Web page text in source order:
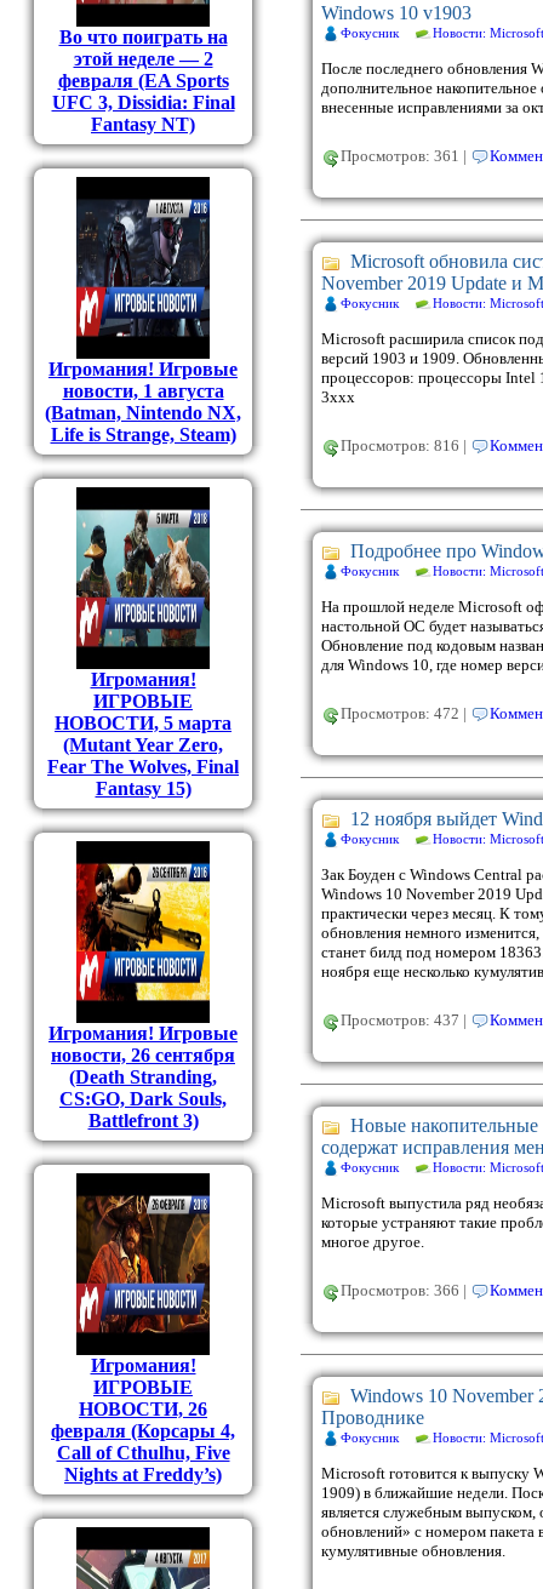
Во что поиграть на
этой неделе — 2
февраля (EA Sports
UFC 3, Dissidia: Final
Fantasy NT)
Игромания! Игровые
новости, 1 августа
(Batman, Nintendo NX,
Life is Strange, Steam)
Игромания!
ИГРОВЫЕ
НОВОСТИ, 5 марта
(Mutant Year Zero,
Fear The Wolves, Final
Fantasy 15)
Игромания! Игровые
новости, 26 сентября
(Death Stranding,
CS:GO, Dark Souls,
Battlefront 3)
Игромания!
ИГРОВЫЕ
НОВОСТИ, 26
февраля (Корсары 4,
Call of Cthulhu, Five
Nights at Freddy’s)
Windows 10 v1903
Фокусник Новости: Microsoft
После последнего обновления
дополнительное
внесенные исправлениями за
Просмотров: 361 |
Microsoft обновила
November 2019 Update и
Фокусник Новости: Microsoft
Microsoft расширила список
версий 1903 и 1909.
процессоров: процессоры Intel
3xxx
Просмотров: 816 |
Подробнее про
Фокусник Новости: Microsoft
На прошлой неделе Microsoft
настольной ОС будет
Обновление под кодовым
для Windows 10, где номер
Просмотров: 472 |
12 ноября выйдет
Фокусник Новости: Microsoft
Зак Боуден с Windows Central
Windows 10 November 2019
практически через месяц. К
обновления немного
станет билд под номером
ноября еще несколько
Просмотров: 437 |
Новые накопительные
содержат исправления
Фокусник Новости: Microsoft
Microsoft выпустила ряд
которые устраняют такие
многое другое.
Просмотров: 366 |
Windows 10 November
Проводнике
Фокусник Новости: Microsoft
Microsoft готовится к выпуску
1909) в ближайшие недели.
является служебным выпуском,
обновлений» с номером пакета
кумулятивные обновления.